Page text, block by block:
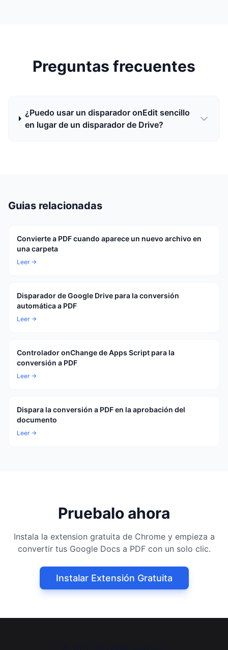
Preguntas frecuentes
¿Puedo usar un disparador onEdit sencillo
en lugar de un disparador de Drive?
Guias relacionadas
Convierte a PDF cuando aparece un nuevo archivo en
una carpeta
Leer →
Disparador de Google Drive para la conversión
automática a PDF
Leer →
Controlador onChange de Apps Script para la
conversión a PDF
Leer →
Dispara la conversión a PDF en la aprobación del
documento
Leer →
Pruebalo ahora
Instala la extension gratuita de Chrome y empieza a
convertir tus Google Docs a PDF con un solo clic.
Instalar Extensión Gratuita